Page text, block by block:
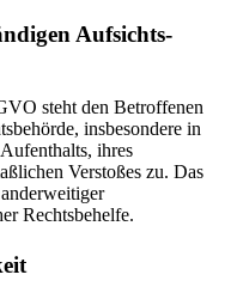
Aufsichts­
steht den Betroffenen
insbesondere in
ihres
Verstoßes zu. Das
Rechtsbehelfe.